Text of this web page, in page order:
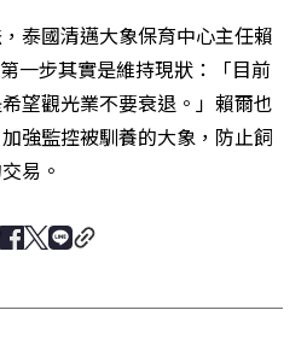
泰國清邁大象保育中心主任賴
一步其實是維持現狀：「目前
望觀光業不要衰退。」賴爾也
強監控被馴養的大象，防止飼
易。